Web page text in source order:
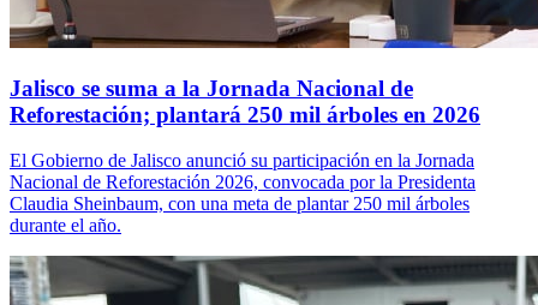
Jalisco se suma a la Jornada Nacional de
Reforestación; plantará 250 mil árboles en 2026
El Gobierno de Jalisco anunció su participación en la Jornada
Nacional de Reforestación 2026, convocada por la Presidenta
Claudia Sheinbaum, con una meta de plantar 250 mil árboles
durante el año.